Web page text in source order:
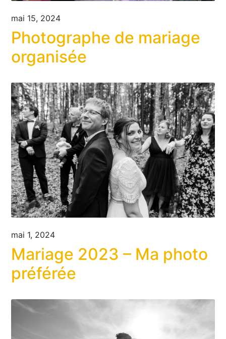
mai 15, 2024
Photographe de mariage
organisée
mai 1, 2024
Mariage 2023 – Ma photo
préférée